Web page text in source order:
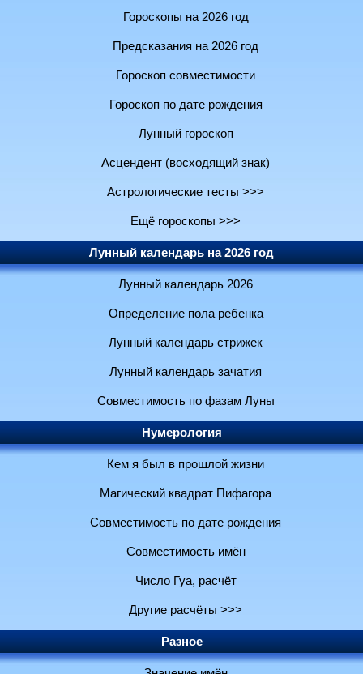
Гороскопы на 2026 год
Предсказания на 2026 год
Гороскоп совместимости
Гороскоп по дате рождения
Лунный гороскоп
Асцендент (восходящий знак)
Астрологические тесты >>>
Ещё гороскопы >>>
Лунный календарь на 2026 год
Лунный календарь 2026
Определение пола ребенка
Лунный календарь стрижек
Лунный календарь зачатия
Совместимость по фазам Луны
Нумерология
Кем я был в прошлой жизни
Магический квадрат Пифагора
Совместимость по дате рождения
Совместимость имён
Число Гуа, расчёт
Другие расчёты >>>
Разное